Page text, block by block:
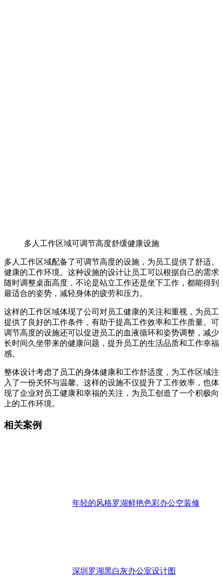
多人工作区域可调节高度舒缓健康设施
多人工作区域配备了可调节高度的设施，为员工提供了舒适、
健康的工作环境。这种设施的设计让员工可以根据自己的需求
随时调整桌面高度，不论是站立工作还是坐下工作，都能得到
最适合的姿势，减轻身体的疲劳和压力。
这样的工作区域体现了公司对员工健康的关注和重视，为员工
提供了良好的工作条件，有助于提高工作效率和工作质量。可
调节高度的设施还可以促进员工的血液循环和姿势调整，减少
长时间久坐带来的健康问题，提升员工的生活品质和工作幸福
感。
整体设计考虑了员工的身体健康和工作舒适度，为工作区域注
入了一份关怀与温馨。这样的设施不仅提升了工作效率，也体
现了企业对员工健康和幸福的关注，为员工创造了一个积极向
上的工作环境。
相关案例
年轻的风格罗湖鲜艳色彩办公空装修
深圳罗湖黑白灰办公室设计图